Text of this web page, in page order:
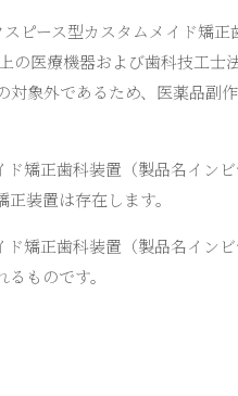
ピース型カスタムメイド矯正
の医療機器および歯科技工士
象外であるため、医薬品副
矯正歯科装置（製品名イン
装置は存在します。
矯正歯科装置（製品名イン
ものです。